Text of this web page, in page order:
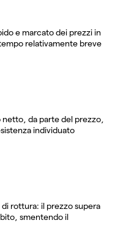
e marcato dei prezzi in
relativamente breve
da parte del prezzo,
individuato
rottura: il prezzo supera
smentendo il